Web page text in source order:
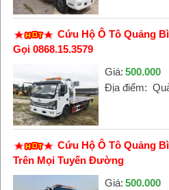
Cứu Hộ Ô Tô Quảng
Gọi 0868.15.3579
Giá: 500.000
Địa điểm:
Cứu Hộ Ô Tô Quảng
Trên Mọi Tuyến Đường
Giá: 500.000